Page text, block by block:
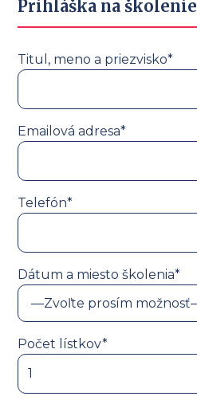
Prihláška na školenie
Titul, meno a priezvisko*
Emailová adresa*
Telefón*
Dátum a miesto školenia*
Počet lístkov*